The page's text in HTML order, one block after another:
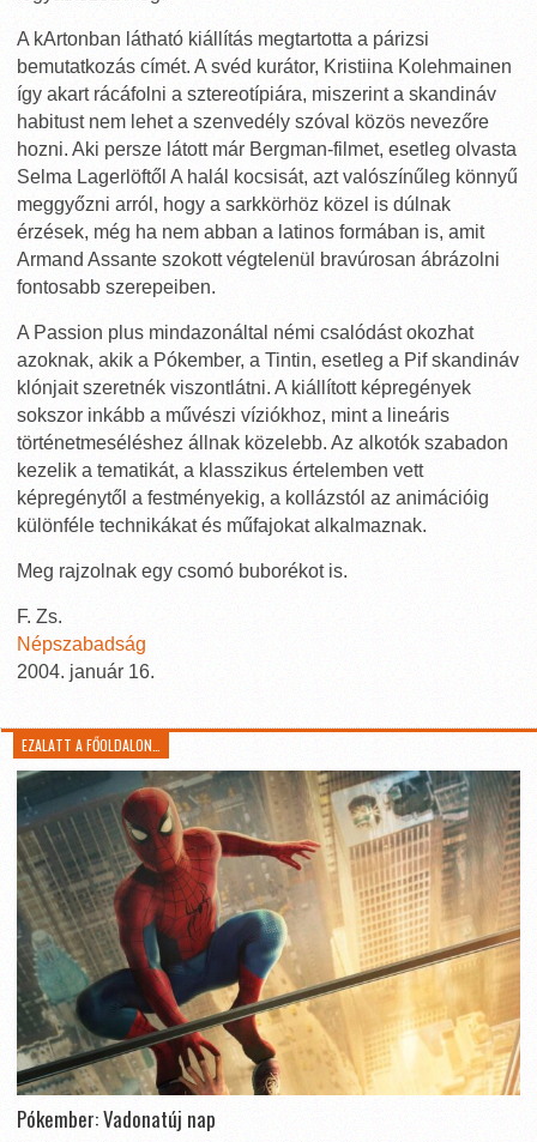
A kArtonban látható kiállítás megtartotta a párizsi
bemutatkozás címét. A svéd kurátor, Kristiina Kolehmainen
így akart rácáfolni a sztereotípiára, miszerint a skandináv
habitust nem lehet a szenvedély szóval közös nevezőre
hozni. Aki persze látott már Bergman-filmet, esetleg olvasta
Selma Lagerlöftől A halál kocsisát, azt valószínűleg könnyű
meggyőzni arról, hogy a sarkkörhöz közel is dúlnak
érzések, még ha nem abban a latinos formában is, amit
Armand Assante szokott végtelenül bravúrosan ábrázolni
fontosabb szerepeiben.
A Passion plus mindazonáltal némi csalódást okozhat
azoknak, akik a Pókember, a Tintin, esetleg a Pif skandináv
klónjait szeretnék viszontlátni. A kiállított képregények
sokszor inkább a művészi víziókhoz, mint a lineáris
történetmeséléshez állnak közelebb. Az alkotók szabadon
kezelik a tematikát, a klasszikus értelemben vett
képregénytől a festményekig, a kollázstól az animációig
különféle technikákat és műfajokat alkalmaznak.
Meg rajzolnak egy csomó buborékot is.
F. Zs.
Népszabadság
2004. január 16.
EZALATT A FŐOLDALON…
Pókember: Vadonatúj nap